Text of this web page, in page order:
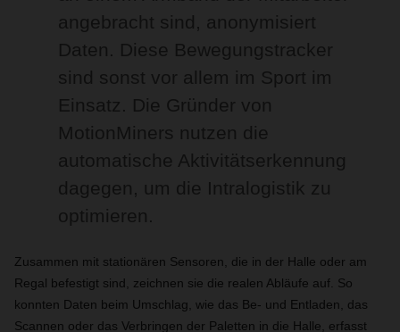
angebracht sind, anonymisiert
Daten. Diese Bewegungstracker
sind sonst vor allem im Sport im
Einsatz. Die Gründer von
MotionMiners nutzen die
automatische Aktivitätserkennung
dagegen, um die Intralogistik zu
optimieren.
Zusammen mit stationären Sensoren, die in der Halle oder am
Regal befestigt sind, zeichnen sie die realen Abläufe auf. So
konnten Daten beim Umschlag, wie das Be- und Entladen, das
Scannen oder das Verbringen der Paletten in die Halle, erfasst